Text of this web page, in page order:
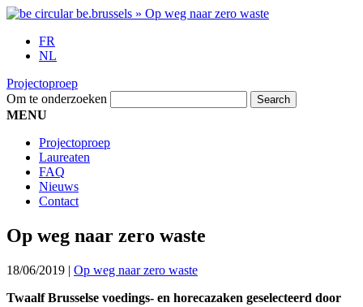
FR
NL
Projectoproep
Om te onderzoeken
MENU
Projectoproep
Laureaten
FAQ
Nieuws
Contact
Op weg naar zero waste
18/06/2019 | Op weg naar zero waste
Twaalf Brusselse voedings- en horecazaken geselecteerd door